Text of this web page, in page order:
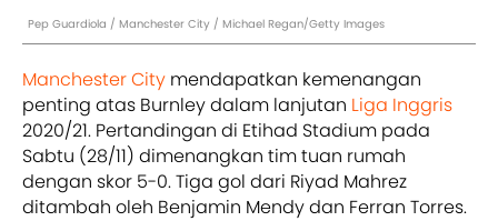
Pep Guardiola / Manchester City / Michael Regan/Getty Images
Manchester City mendapatkan kemenangan
penting atas Burnley dalam lanjutan Liga Inggris
2020/21. Pertandingan di Etihad Stadium pada
Sabtu (28/11) dimenangkan tim tuan rumah
dengan skor 5-0. Tiga gol dari Riyad Mahrez
ditambah oleh Benjamin Mendy dan Ferran Torres.